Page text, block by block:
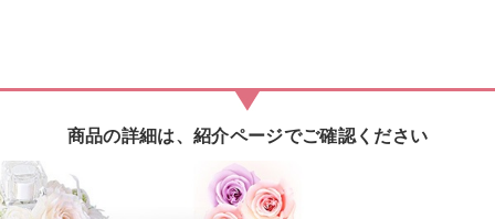
商品の詳細は、紹介ページでご確認ください